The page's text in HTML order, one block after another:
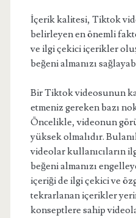
İçerik kalitesi, Tiktok
belirleyen en önemli
ve ilgi çekici içerikler
beğeni almanızı
Bir Tiktok videosunun
etmeniz gereken bazı
Öncelikle, videonun
yüksek olmalıdır.
videolar kullanıcıların
beğeni almanızı
içeriği de ilgi çekici ve
tekrarlanan içerikler
konseptlere sahip